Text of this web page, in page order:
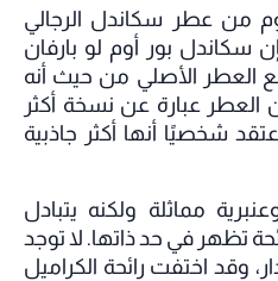
من عطر سكاندل الرجالي
سكاندل بور أوم لو بارفان
العطر الأصلي من حيث أنه
عبارة عن نسخة أكثر
شخصيًا أنها أكثر جاذبية
مماثلة ولكنه يتبادل
تظهر في حد ذاتها. لا توجد
وقد اختفت رائحة الكراميل